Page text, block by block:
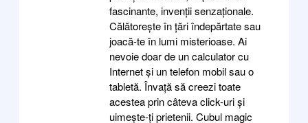
fascinante, invenții senzaționale.
Călătorește în țări îndepărtate sau
joacă-te în lumi misterioase. Ai
nevoie doar de un calculator cu
Internet și un telefon mobil sau o
tabletă. Învață să creezi toate
acestea prin câteva click-uri și
uimește-ți prietenii. Cubul magic